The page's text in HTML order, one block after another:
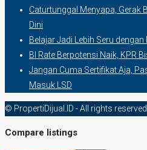
Caturtunggal Menyapa, Gerak
Dini
Belajar Jadi Lebih Seru
BI Rate Berpotensi Naik, KPR
Jangan Cuma Sertifikat Aja,
Masuk LSD
© PropertiDijual.ID - All rights reserved
Compare listings